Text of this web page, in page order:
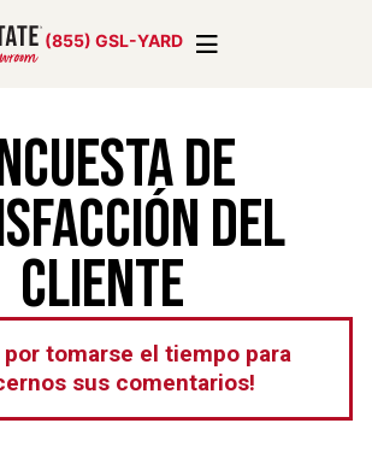
(855) GSL-YARD
de
del
cliente
por tomarse el tiempo para
sus comentarios!